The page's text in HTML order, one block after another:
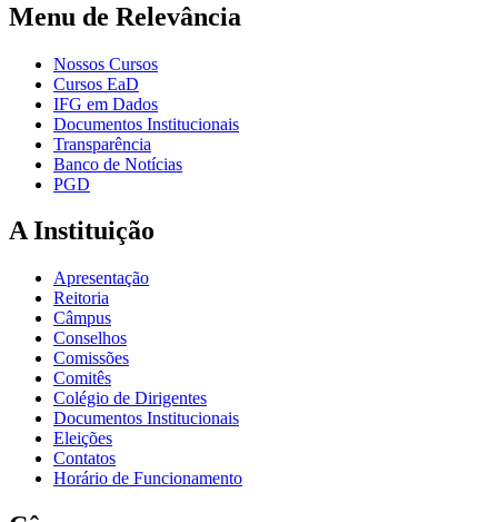
Menu de Relevância
Nossos Cursos
Cursos EaD
IFG em Dados
Documentos Institucionais
Transparência
Banco de Notícias
PGD
A Instituição
Apresentação
Reitoria
Câmpus
Conselhos
Comissões
Comitês
Colégio de Dirigentes
Documentos Institucionais
Eleições
Contatos
Horário de Funcionamento